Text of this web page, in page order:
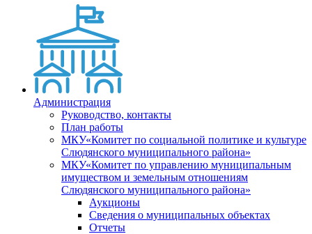
Администрация
Руководство, контакты
План работы
МКУ«Комитет по социальной политике и культуре
Слюдянского муниципального района»
МКУ«Комитет по управлению муниципальным
имуществом и земельным отношениям
Слюдянского муниципального района»
Аукционы
Сведения о муниципальных объектах
Отчеты